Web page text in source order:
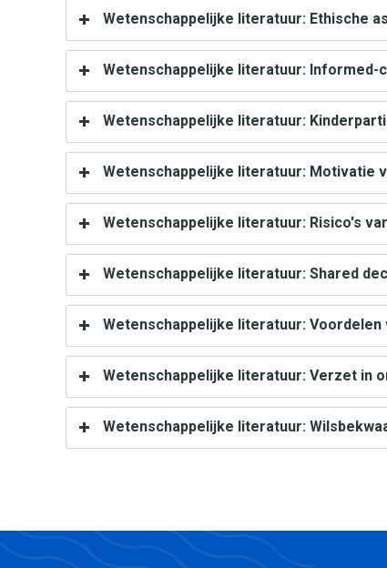
Wetenschappelijke literatuur: Ethische
Wetenschappelijke literatuur: Informed-
Wetenschappelijke literatuur:
Wetenschappelijke literatuur: Motivatie
Wetenschappelijke literatuur: Risico's
Wetenschappelijke literatuur: Shared
Wetenschappelijke literatuur:
Wetenschappelijke literatuur: Verzet in
Wetenschappelijke literatuur: